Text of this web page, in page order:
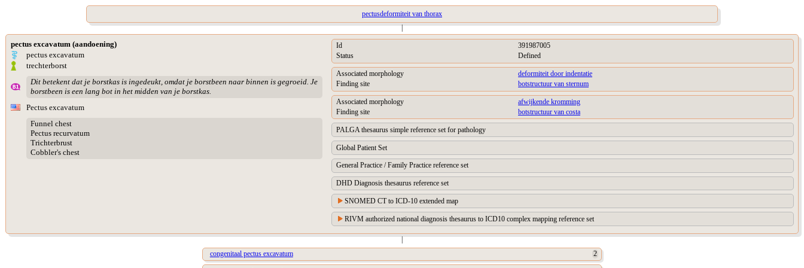
pectusdeformiteit van thorax
|
pectus excavatum (aandoening)
pectus excavatum
trechterborst
Dit betekent dat je borstkas is ingedeukt, omdat je borstbeen naar binnen is gegroeid. Je
borstbeen is een lang bot in het midden van je borstkas.
Pectus excavatum
Funnel chest
Pectus recurvatum
Trichterbrust
Cobbler's chest
Id
391987005
Status
Defined
Associated morphology
deformiteit door indentatie
Finding site
botstructuur van sternum
Associated morphology
afwijkende kromming
Finding site
botstructuur van costa
PALGA thesaurus simple reference set for pathology
Global Patient Set
General Practice / Family Practice reference set
DHD Diagnosis thesaurus reference set
SNOMED CT to ICD-10 extended map
RIVM authorized national diagnosis thesaurus to ICD10 complex mapping reference set
|
congenitaal pectus excavatum
2